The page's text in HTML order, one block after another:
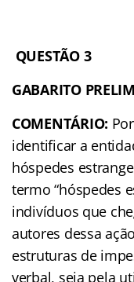
QUESTÃO 3
GABARITO
COMENTÁRIO:
identificar a
hóspedes
termo “hóspedes
indivíduos que
autores dessa
estruturas de
verbal, seja pela